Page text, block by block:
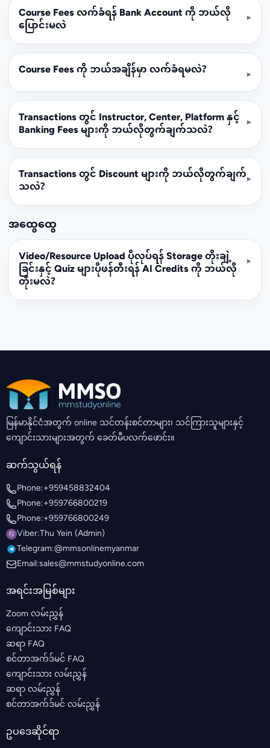
Course Fees လက်ခံရန် Bank Account ကို ဘယ်လို
ပြောင်းမလဲ ▾
Course Fees ကို ဘယ်အချိန်မှာ လက်ခံရမလဲ? ▾
Transactions တွင် Instructor, Center, Platform နှင့်
Banking Fees များကို ဘယ်လိုတွက်ချက်သလဲ? ▾
Transactions တွင် Discount များကို ဘယ်လိုတွက်ချက်
သလဲ? ▾
အထွေထွေ
Video/Resource Upload ပိုလုပ်ရန် Storage တိုးချဲ့
ခြင်းနှင့် Quiz များပိုဖန်တီးရန် AI Credits ကို ဘယ်လို
တိုးမလဲ?
▾
မြန်မာနိုင်ငံအတွက် online သင်တန်းစင်တာများ၊ သင်ကြားသူများနှင့်
ကျောင်းသားများအတွက် ခေတ်မီပလက်ဖောင်း။
ဆက်သွယ်ရန်
Phone:+959458832404
Phone:+959766800219
Phone:+959766800249
Viber:Thu Yein (Admin)
Telegram:@mmsonlinemyanmar
Email:sales@mmstudyonline.com
အရင်းအမြစ်များ
Zoom လမ်းညွှန်
ကျောင်းသား FAQ
ဆရာ FAQ
စင်တာအက်ဒ်မင် FAQ
ကျောင်းသား လမ်းညွှန်
ဆရာ လမ်းညွှန်
စင်တာအက်ဒ်မင် လမ်းညွှန်
ဥပဒေဆိုင်ရာ